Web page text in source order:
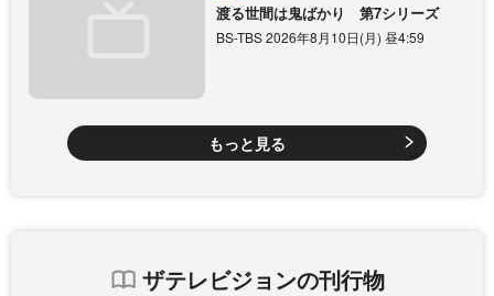
渡る世間は鬼ばかり 第7シリーズ
BS-TBS 2026年8月10日(月) 昼4:59
もっと見る
ザテレビジョンの刊行物